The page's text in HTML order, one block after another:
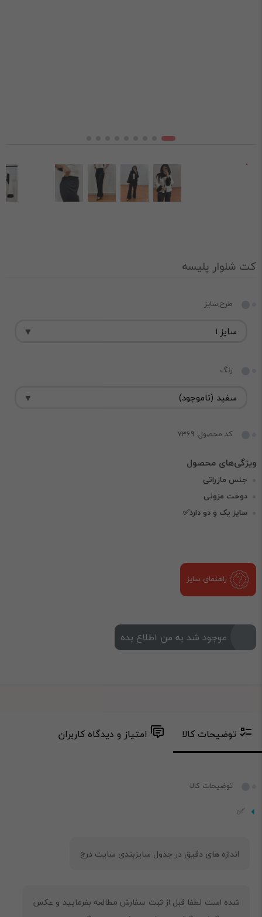
کت شلوار پلیسه
طرح,سایز
رنگ
کد محصول: 7369
جنس مازراتی
دوخت مزونی
سایز یک و دو دارد✅
راهنمای سایز
موجود شد به من اطلاع بده
توضیحات کالا امتیاز و دیدگاه کاربران
توضیحات کالا
✅
شده است لطفا قبل از ثبت سفارش مطالعه بفرمایید و عکس